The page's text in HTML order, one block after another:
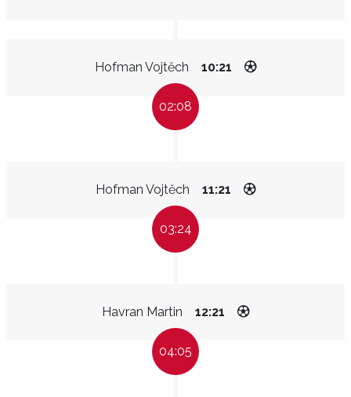
Hofman Vojtěch 10:21
02:08
Hofman Vojtěch 11:21
03:24
Havran Martin 12:21
04:05